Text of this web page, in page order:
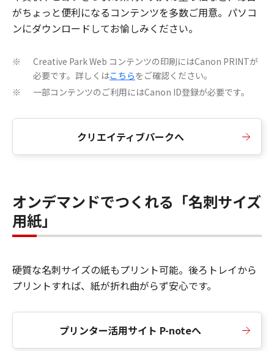
がちょっと便利になるコンテンツを多数ご用意。パソコ
ンにダウンロードしてお愉しみください。
※
Creative Park Web コンテンツの印刷にはCanon PRINTが
必要です。詳しくはこちらをご確認ください。
※ 一部コンテンツのご利用にはCanon ID登録が必要です。
クリエイティブパークへ
オンデマンドでつくれる「名刺サイズ
用紙」
硬質な名刺サイズの紙もプリント可能。後ろトレイから
プリントすれば、紙が折れ曲がらず安心です。
プリンター活用サイト P-noteへ